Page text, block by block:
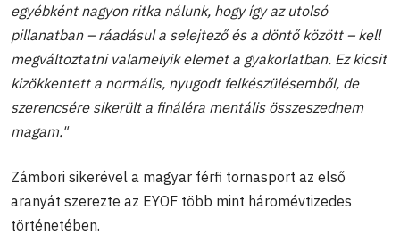
egyébként nagyon ritka nálunk, hogy így az utolsó
pillanatban – ráadásul a selejtező és a döntő között – kell
megváltoztatni valamelyik elemet a gyakorlatban. Ez kicsit
kizökkentett a normális, nyugodt felkészülésemből, de
szerencsére sikerült a fináléra mentális összeszednem
magam."
Zámbori sikerével a magyar férfi tornasport az első
aranyát szerezte az EYOF több mint háromévtizedes
történetében.